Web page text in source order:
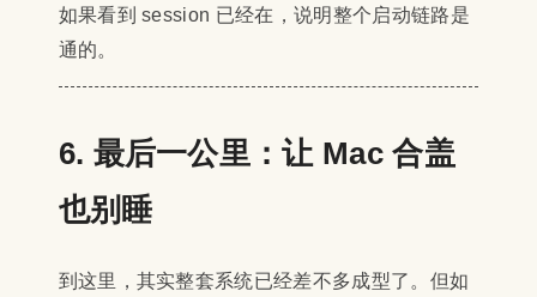
如果看到 session 已经在，说明整个启动链路是
通的。
6. 最后一公里：让 Mac 合盖
也别睡
到这里，其实整套系统已经差不多成型了。但如